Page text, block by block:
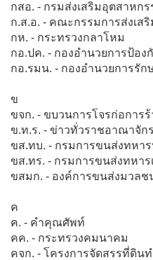
กสอ. - กรมส่งเสริมอุตสาหกร
ก.ส.อ. - คณะกรรมการส่งเส
กห. - กระทรวงกลาโหม
กอ.ปค. - กองอำนวยการป้อ
กอ.รมน. - กองอำนวยการรั
ข
ขจก. - ขบวนการโจรก่อการร้
ข.ท.ร. - ข่าวทั่วราชอาณาจักร
ขส.ทบ. - กรมการขนส่งทหา
ขส.ทร. - กรมการขนส่งทหาร
ขสมก. - องค์การขนส่งมวลช
ค
ค. - คำคุณศัพท์
คค. - กระทรวงคมนาคม
คจก. - โครงการจัดสรรที่ดิน